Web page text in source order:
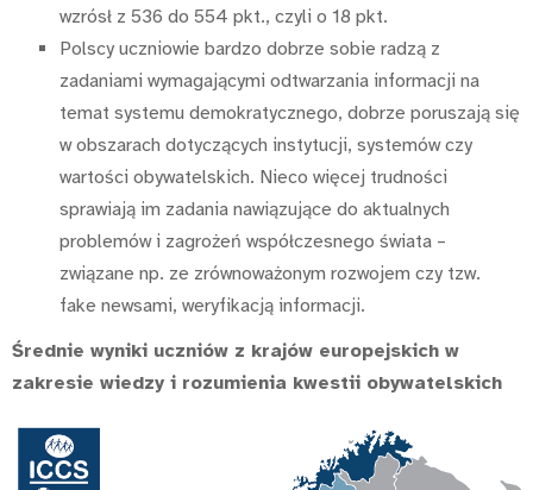
wzrósł z 536 do 554 pkt., czyli o 18 pkt.
Polscy uczniowie bardzo dobrze sobie radzą z
zadaniami wymagającymi odtwarzania informacji na
temat systemu demokratycznego, dobrze poruszają się
w obszarach dotyczących instytucji, systemów czy
wartości obywatelskich. Nieco więcej trudności
sprawiają im zadania nawiązujące do aktualnych
problemów i zagrożeń współczesnego świata –
związane np. ze zrównoważonym rozwojem czy tzw.
fake newsami, weryfikacją informacji.
Średnie wyniki uczniów z krajów europejskich w
zakresie wiedzy i rozumienia kwestii obywatelskich